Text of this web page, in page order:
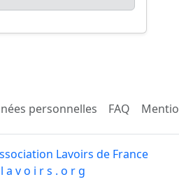
personnelles FAQ
Lavoirs de France
a v o i r s . o r g